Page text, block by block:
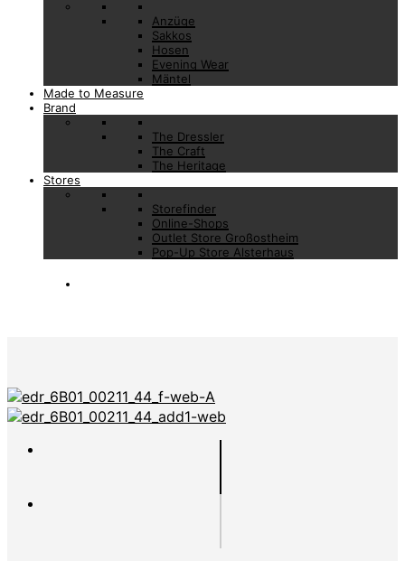
Anzüge
Sakkos
Hosen
Evening Wear
Mäntel
Made to Measure
Brand
The Dressler
The Craft
The Heritage
Stores
Storefinder
Online-Shops
Outlet Store Großostheim
Pop-Up Store Alsterhaus